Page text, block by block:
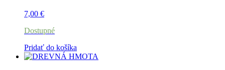
7,00 €
Dostupné
Pridať do košíka